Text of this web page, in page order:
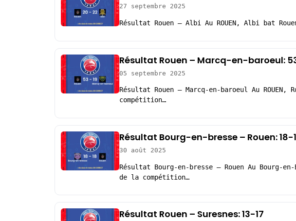
27 septembre 2025
Résultat Rouen – Albi Au ROUEN, Albi bat
Résultat Rouen – Marcq-en-baroeul:
05 septembre 2025
Résultat Rouen – Marcq-en-baroeul Au
compétition…
Résultat Bourg-en-bresse – Rouen: 18-
30 août 2025
Résultat Bourg-en-bresse – Rouen Au Bourg-
de la compétition…
Résultat Rouen – Suresnes: 13-17